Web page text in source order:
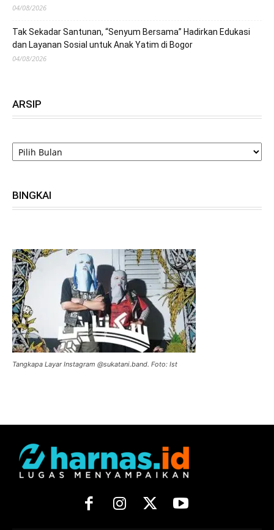
04/08/2026
Tak Sekadar Santunan, “Senyum Bersama” Hadirkan Edukasi
dan Layanan Sosial untuk Anak Yatim di Bogor
04/08/2026
ARSIP
ARSIP
BINGKAI
Tangkapa Layar Instagram @sukatani.band. Foto: Ist